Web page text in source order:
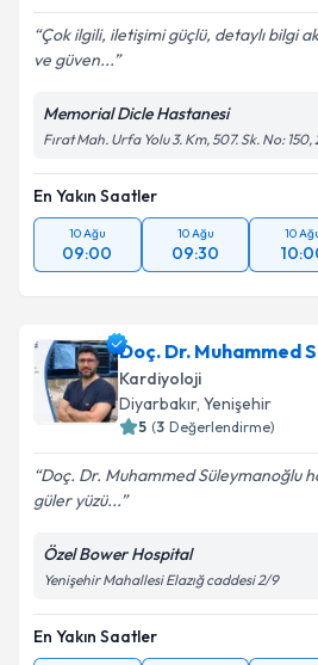
Kişisel verilerimin
Metni
Çok ilgili, iletişimi güçlü, detaylı bilgi
ve güven...
Memorial Dicle Hastanesi
Fırat Mah. Urfa Yolu 3. Km, 507. Sk. No: 150,
En Yakın Saatler
10 Ağu
09:00
10 Ağu
09:30
10
Doç. Dr. Muhammed
Kardiyoloji
Diyarbakır, Yenişehir
5 (3 Değerlendirme)
Doç. Dr. Muhammed Süleymanoğlu
güler yüzü...
Özel Bower Hospital
Yenişehir Mahallesi Elazığ caddesi 2/9
En Yakın Saatler